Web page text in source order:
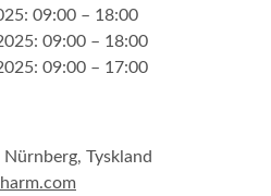
09:00 – 18:00
09:00 – 18:00
09:00 – 17:00
Tyskland